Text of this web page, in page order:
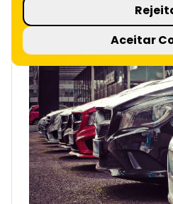
5 minutos de leitura
Aceitar